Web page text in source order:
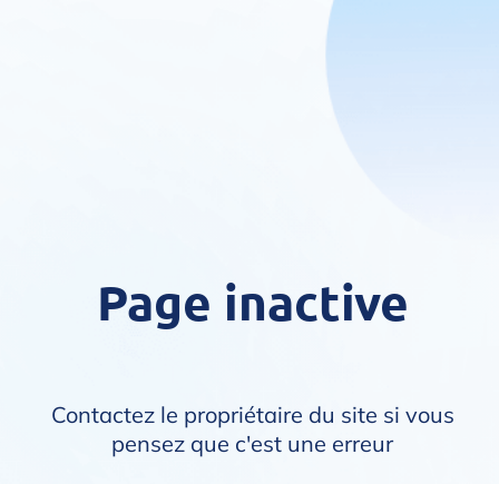
Page inactive
Contactez le propriétaire du site si vous
pensez que c'est une erreur